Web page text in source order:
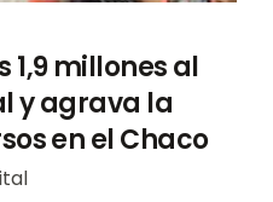
1,9 millones al
y agrava la
en el Chaco